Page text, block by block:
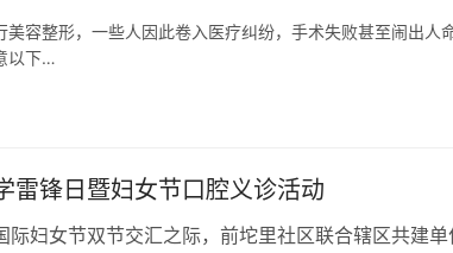
容整形，一些人因此卷入医疗纠纷，手术失败甚至闹出人
以下…
雷锋日暨妇女节口腔义诊活动
际妇女节双节交汇之际，前坨里社区联合辖区共建单